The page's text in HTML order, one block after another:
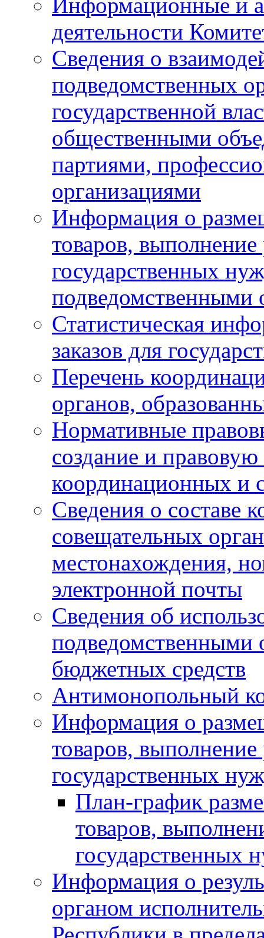
деятельности
Сведения о
подведомственных
государственной
общественными
партиями,
организациями
Информация о
товаров, выполнение
государственных
подведомственными
Статистическая
заказов для
Перечень
органов,
Нормативные
создание и
координационных и
Сведения о составе
совещательных
местонахождения,
электронной почты
Сведения об
подведомственными
бюджетных средств
Антимонопольный
Информация о
товаров, выполнение
государственных
План-график
товаров,
государственных
Информация о
органом